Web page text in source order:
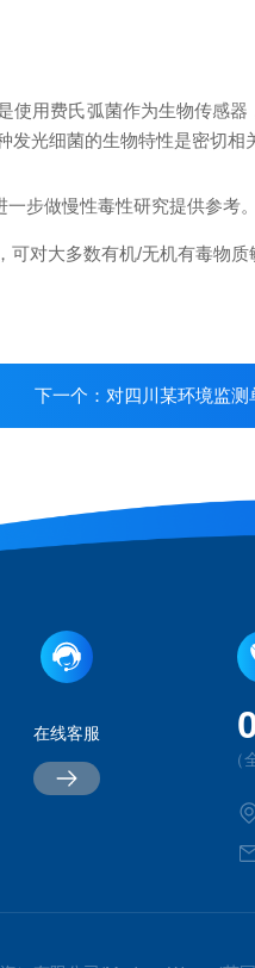
用费氏弧菌作为生物传感
光细菌的生物特性是密切相
步做慢性毒性研究提供参考。
对大多数有机/无机有毒物
下一个： 对四川某环境监测
在线客服
（